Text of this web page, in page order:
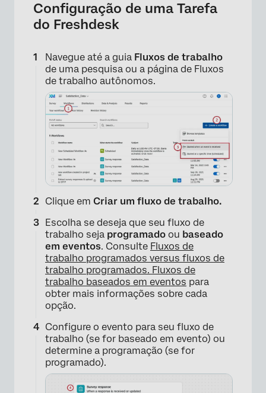
Configuração de uma Tarefa
do Freshdesk
Navegue até a guia Fluxos de trabalho
de uma pesquisa ou a página de Fluxos
de trabalho autônomos.
Clique em Criar um fluxo de trabalho.
Escolha se deseja que seu fluxo de
trabalho seja programado ou baseado
em eventos. Consulte Fluxos de
trabalho programados versus fluxos de
trabalho programados. Fluxos de
trabalho baseados em eventos para
obter mais informações sobre cada
opção.
Configure o evento para seu fluxo de
trabalho (se for baseado em evento) ou
determine a programação (se for
programado).